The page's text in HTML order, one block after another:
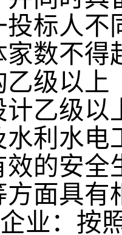
投标人不
家数不
乙级以上
计乙级
水利水电
效的安全
方面具有
业：按